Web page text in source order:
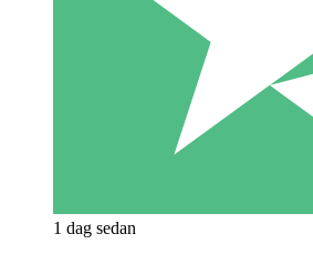
1 dag sedan